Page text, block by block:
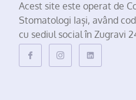
Acest site este operat de
Stomatologi Iași, având
cu sediul social în Zugravi